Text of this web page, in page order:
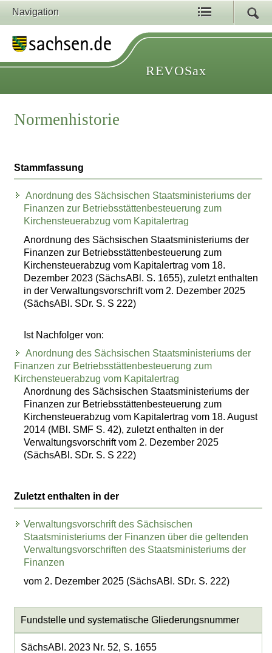
Navigation
REVOSax
Normenhistorie
Stammfassung
Anordnung des Sächsischen Staatsministeriums der
Finanzen zur Betriebsstättenbesteuerung zum
Kirchensteuerabzug vom Kapitalertrag
Anordnung des Sächsischen Staatsministeriums der
Finanzen zur Betriebsstättenbesteuerung zum
Kirchensteuerabzug vom Kapitalertrag vom 18.
Dezember 2023 (SächsABl. S. 1655), zuletzt enthalten
in der Verwaltungsvorschrift vom 2. Dezember 2025
(SächsABl. SDr. S. S 222)
Ist Nachfolger von:
Anordnung des Sächsischen Staatsministeriums der
Finanzen zur Betriebsstättenbesteuerung zum
Kirchensteuerabzug vom Kapitalertrag
Anordnung des Sächsischen Staatsministeriums der
Finanzen zur Betriebsstättenbesteuerung zum
Kirchensteuerabzug vom Kapitalertrag vom 18. August
2014 (MBl. SMF S. 42), zuletzt enthalten in der
Verwaltungsvorschrift vom 2. Dezember 2025
(SächsABl. SDr. S. S 222)
Zuletzt enthalten in der
Verwaltungsvorschrift des Sächsischen
Staatsministeriums der Finanzen über die geltenden
Verwaltungsvorschriften des Staatsministeriums der
Finanzen
vom 2. Dezember 2025 (SächsABl. SDr. S. 222)
Fundstelle und systematische Gliederungsnummer
SächsABl. 2023 Nr. 52, S. 1655